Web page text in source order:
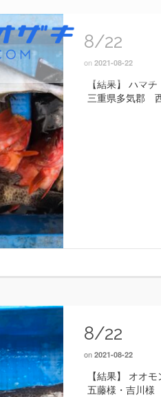
8/22
on 2021-08-22
【結果】 ハマ
三重県多気郡
8/22
on 2021-08-22
【結果】 オオ
五藤様・吉川様